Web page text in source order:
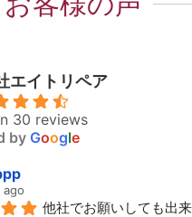
エイトリペア
30 reviews
by Google
ago
他社でお願いしても出